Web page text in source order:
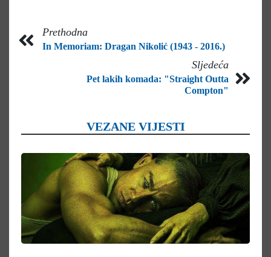
Prethodna
In Memoriam: Dragan Nikolić (1943 - 2016.)
Sljedeća
Pet lakih komada: "Straight Outta
Compton"
VEZANE VIJESTI